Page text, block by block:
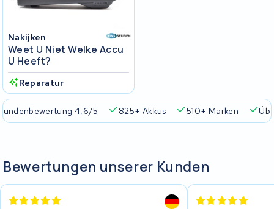
Nakijken
Weet U Niet Welke Accu
U Heeft?
Reparatur
4,6/5 825+ Akkus 510+ Marken
Bewertungen unserer Kunden